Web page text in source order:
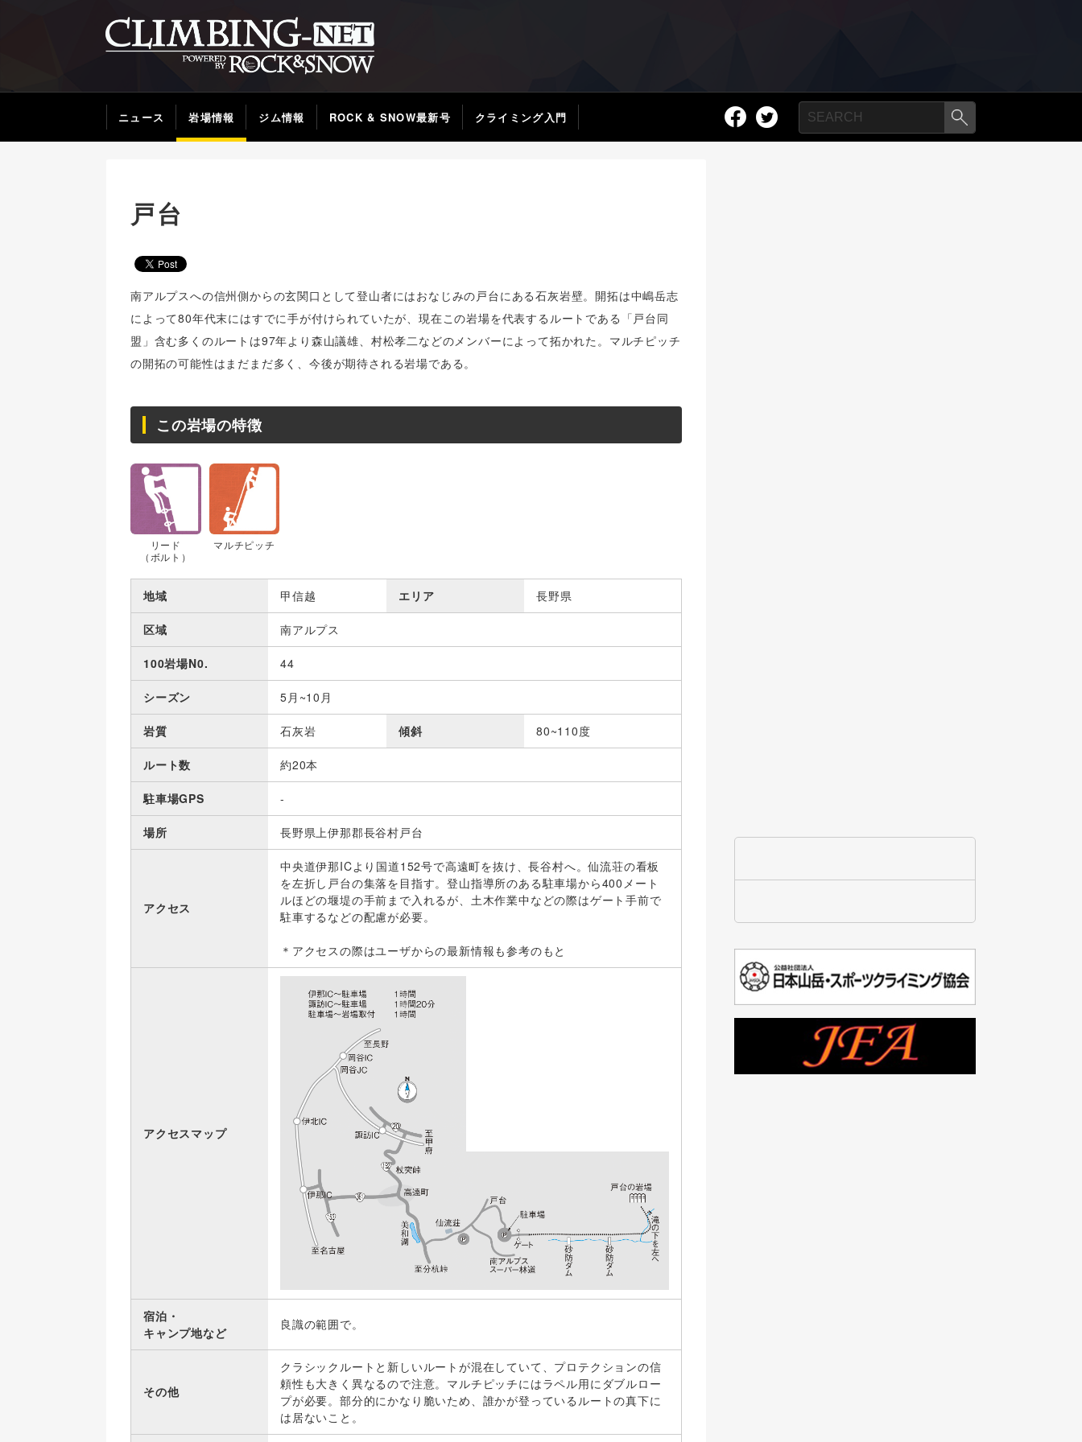
ニュース 岩場情報 ジム情報 ROCK & SNOW最新号 クライミング入門
戸台
南アルプスへの信州側からの玄関口として登山者にはおなじみの戸台にある石灰岩壁。開拓は中嶋岳志
によって80年代末にはすでに手が付けられていたが、現在この岩場を代表するルートである「戸台同
盟」含む多くのルートは97年より森山議雄、村松孝二などのメンバーによって拓かれた。マルチピッチ
の開拓の可能性はまだまだ多く、今後が期待される岩場である。
この岩場の特徴
リード
（ボルト）
マルチピッチ
地域 甲信越 エリア 長野県
区域 南アルプス
100岩場N0. 44
シーズン 5月~10月
岩質 石灰岩 傾斜 80~110度
ルート数 約20本
駐車場GPS -
場所 長野県上伊那郡長谷村戸台
アクセス
中央道伊那ICより国道152号で高遠町を抜け、長谷村へ。仙流荘の看板
を左折し戸台の集落を目指す。登山指導所のある駐車場から400メート
ルほどの堰堤の手前まで入れるが、土木作業中などの際はゲート手前で
駐車するなどの配慮が必要。
＊アクセスの際はユーザからの最新情報も参考のもと
アクセスマップ
宿泊・
キャンプ地など
良識の範囲で。
その他
クラシックルートと新しいルートが混在していて、プロテクションの信
頼性も大きく異なるので注意。マルチピッチにはラペル用にダブルロー
プが必要。部分的にかなり脆いため、誰かが登っているルートの真下に
は居ないこと。